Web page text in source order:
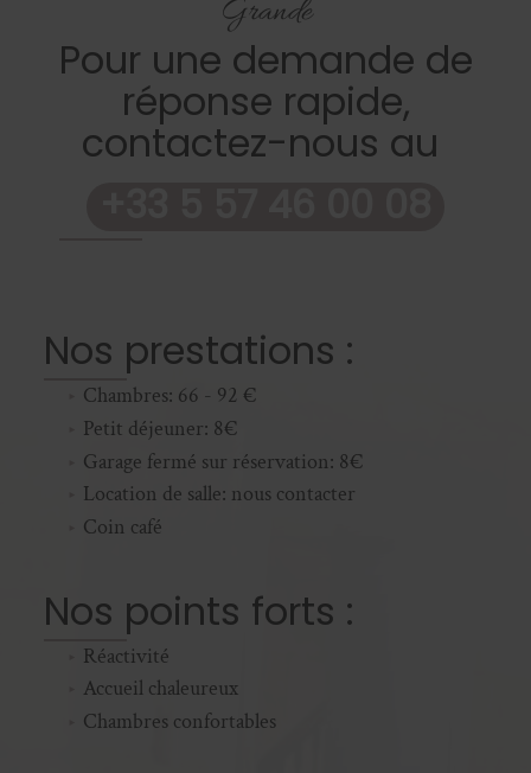
Grande
Pour une demande de
réponse rapide,
contactez-nous au
Nos prestations :
Chambres: 66 - 92 €
Petit déjeuner: 8€
Garage fermé sur réservation: 8€
Location de salle: nous contacter
Coin café
Nos points forts :
Réactivité
Accueil chaleureux
Chambres confortables